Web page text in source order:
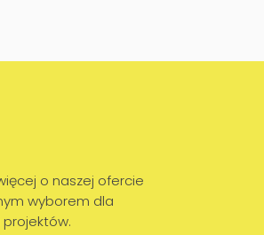
o naszej ofercie
wyborem dla